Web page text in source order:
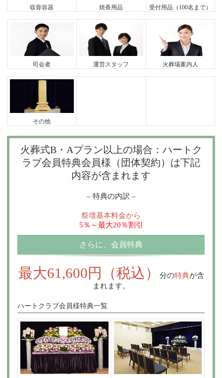
収骨容器 焼香用品 受付用品（100名まで）
司会者 運営スタッフ 火葬場案内人
その他
火葬式B・Aプラン以上の場合：ハートク
ラブ会員特典会員様（団体契約）は下記
内容が含まれます
– 特典の内訳 –
祭壇基本料金から
5％～最大20％割引
さらに、会員特典
最大61,600円（税込） 分の特典が含
まれます。
ハートクラブ会員様特典一覧